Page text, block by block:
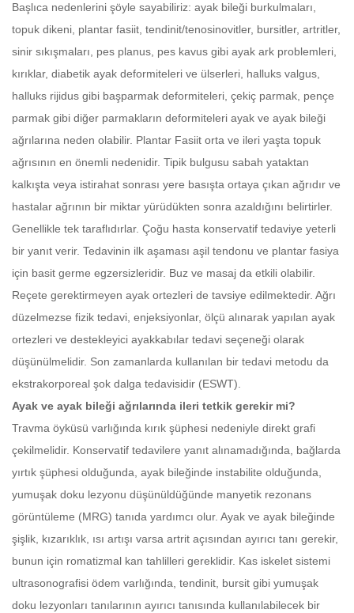
Başlıca nedenlerini şöyle sayabiliriz: ayak bileği burkulmaları,
topuk dikeni, plantar fasiit, tendinit/tenosinovitler, bursitler, artritler,
sinir sıkışmaları, pes planus, pes kavus gibi ayak ark problemleri,
kırıklar, diabetik ayak deformiteleri ve ülserleri, halluks valgus,
halluks rijidus gibi başparmak deformiteleri, çekiç parmak, pençe
parmak gibi diğer parmakların deformiteleri ayak ve ayak bileği
ağrılarına neden olabilir. Plantar Fasiit orta ve ileri yaşta topuk
ağrısının en önemli nedenidir. Tipik bulgusu sabah yataktan
kalkışta veya istirahat sonrası yere basışta ortaya çıkan ağrıdır ve
hastalar ağrının bir miktar yürüdükten sonra azaldığını belirtirler.
Genellikle tek taraflıdırlar. Çoğu hasta konservatif tedaviye yeterli
bir yanıt verir. Tedavinin ilk aşaması aşil tendonu ve plantar fasiya
için basit germe egzersizleridir. Buz ve masaj da etkili olabilir.
Reçete gerektirmeyen ayak ortezleri de tavsiye edilmektedir. Ağrı
düzelmezse fizik tedavi, enjeksiyonlar, ölçü alınarak yapılan ayak
ortezleri ve destekleyici ayakkabılar tedavi seçeneği olarak
düşünülmelidir. Son zamanlarda kullanılan bir tedavi metodu da
ekstrakorporeal şok dalga tedavisidir (ESWT).
Ayak ve ayak bileği ağrılarında ileri tetkik gerekir mi?
Travma öyküsü varlığında kırık şüphesi nedeniyle direkt grafi
çekilmelidir. Konservatif tedavilere yanıt alınamadığında, bağlarda
yırtık şüphesi olduğunda, ayak bileğinde instabilite olduğunda,
yumuşak doku lezyonu düşünüldüğünde manyetik rezonans
görüntüleme (MRG) tanıda yardımcı olur. Ayak ve ayak bileğinde
şişlik, kızarıklık, ısı artışı varsa artrit açısından ayırıcı tanı gerekir,
bunun için romatizmal kan tahlilleri gereklidir. Kas iskelet sistemi
ultrasonografisi ödem varlığında, tendinit, bursit gibi yumuşak
doku lezyonları tanılarının ayırıcı tanısında kullanılabilecek bir